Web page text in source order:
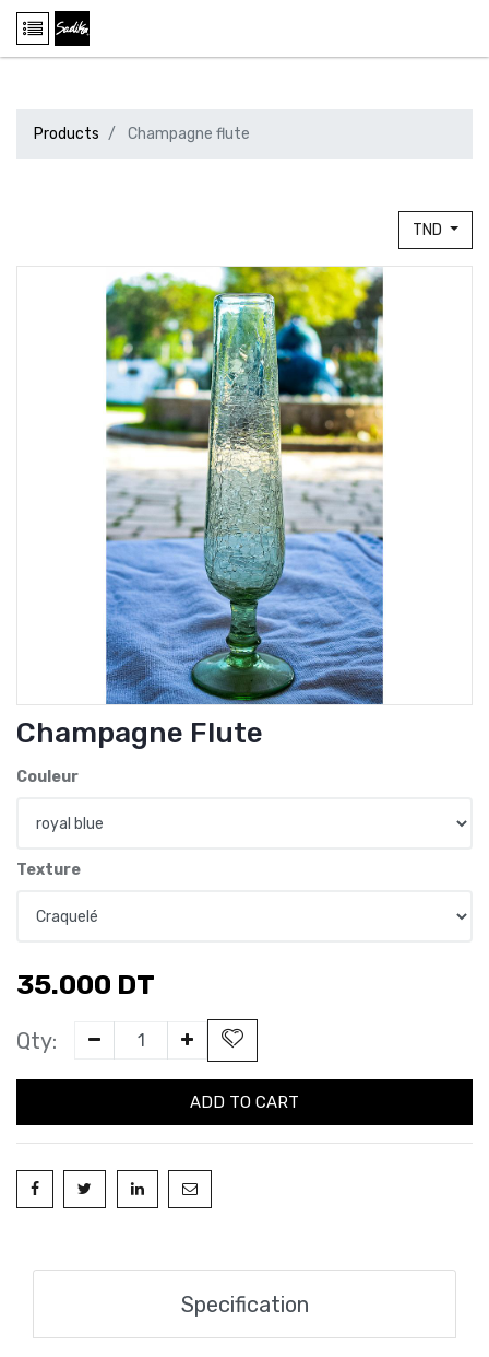
Products Champagne flute
TND
Champagne Flute
Couleur
Texture
35.000 DT
Qty:
ADD TO CART
Specification